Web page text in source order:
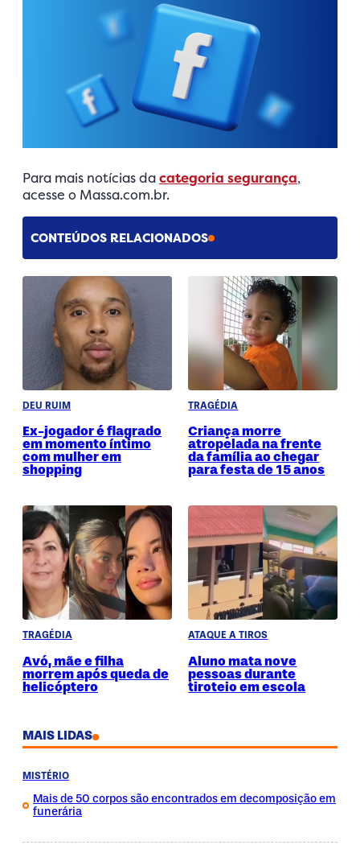
Para mais notícias dacategoria segurança,
acesse o Massa.com.br.
CONTEÚDOS RELACIONADOS
DEU RUIM
Ex-jogador é flagrado
em momento íntimo
com mulher em
shopping
TRAGÉDIA
Criança morre
atropelada na frente
da família ao chegar
para festa de 15 anos
TRAGÉDIA
Avó, mãe e filha
morrem após queda de
helicóptero
ATAQUE A TIROS
Aluno mata nove
pessoas durante
tiroteio em escola
MAIS LIDAS
MISTÉRIO
Mais de 50 corpos são encontrados em decomposição em
funerária